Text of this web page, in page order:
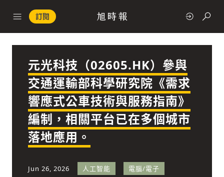
訂閱
快速連結
政治
經濟
元光科技（02605.HK）參與
交通運輸部科學研究院《需求
響應式公車技術與服務指南》
編制，相關平台已在多個城市
落地應用。
Jun 26, 2026 人工智能
電腦/電子